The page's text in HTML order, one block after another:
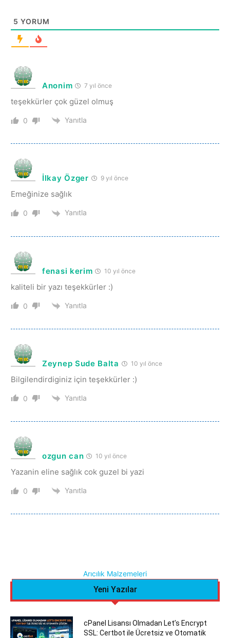
5 YORUM
Anonim 7 yıl önce
teşekkürler çok güzel olmuş
0 Yanıtla
İlkay Özger 9 yıl önce
Emeğinize sağlık
0 Yanıtla
fenasi kerim 10 yıl önce
kaliteli bir yazı teşekkürler :)
0 Yanıtla
Zeynep Sude Balta 10 yıl önce
Bilgilendirdiginiz için teşekkürler :)
0 Yanıtla
ozgun can 10 yıl önce
Yazanin eline sağlık cok guzel bi yazi
0 Yanıtla
Arıcılık Malzemeleri
Yeni Yazılar
cPanel Lisansı Olmadan Let’s Encrypt
SSL: Certbot ile Ücretsiz ve Otomatik